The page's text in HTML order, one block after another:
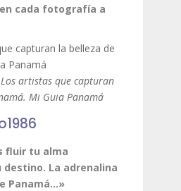
cada fotografía a
artistas que capturan
Mi Guia Panamá
fluir tu alma
La adrenalina
Panamá…»